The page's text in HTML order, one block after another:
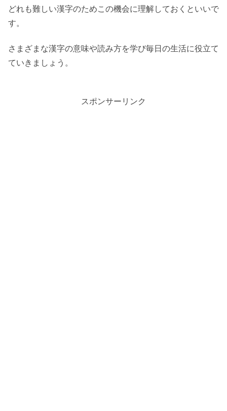
どれも難しい漢字のためこの機会に理解しておくといいで
す。
さまざまな漢字の意味や読み方を学び毎日の生活に役立て
ていきましょう。
スポンサーリンク